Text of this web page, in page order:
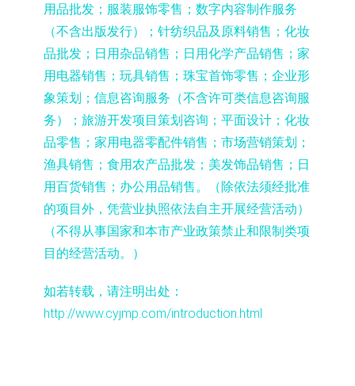
用品批发；服装服饰零售；数字内容制作服务
（不含出版发行）；针纺织品及原料销售；化妆
品批发；日用杂品销售；日用化学产品销售；家
用电器销售；玩具销售；珠宝首饰零售；企业形
象策划；信息咨询服务（不含许可类信息咨询服
务）；旅游开发项目策划咨询；平面设计；化妆
品零售；家用电器零配件销售；市场营销策划；
渔具销售；食用农产品批发；美发饰品销售；日
用百货销售；办公用品销售。（除依法须经批准
的项目外，凭营业执照依法自主开展经营活动）
（不得从事国家和本市产业政策禁止和限制类项
目的经营活动。）
如若转载，请注明出处：
http://www.cyjmp.com/introduction.html